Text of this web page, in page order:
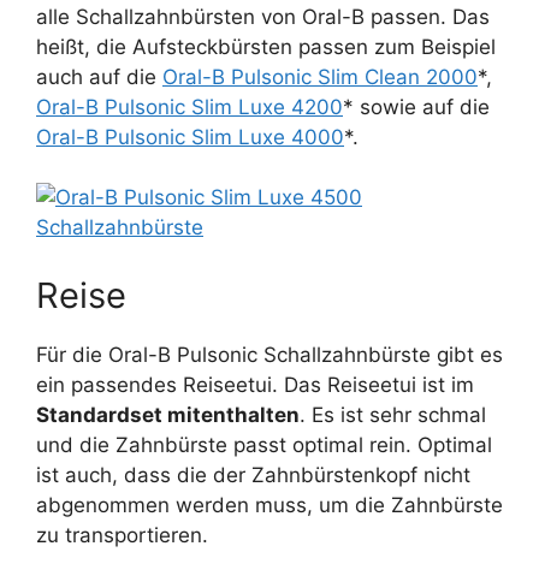
alle Schallzahnbürsten von Oral-B passen. Das
heißt, die Aufsteckbürsten passen zum Beispiel
auch auf die Oral-B Pulsonic Slim Clean 2000*,
Oral-B Pulsonic Slim Luxe 4200* sowie auf die
Oral-B Pulsonic Slim Luxe 4000*.
Reise
Für die Oral-B Pulsonic Schallzahnbürste gibt es
ein passendes Reiseetui. Das Reiseetui ist im
Standardset mitenthalten. Es ist sehr schmal
und die Zahnbürste passt optimal rein. Optimal
ist auch, dass die der Zahnbürstenkopf nicht
abgenommen werden muss, um die Zahnbürste
zu transportieren.